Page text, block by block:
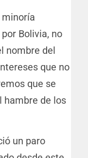
minoría
Bolivia, no
nombre del
que no
que se
hambre de los
un paro